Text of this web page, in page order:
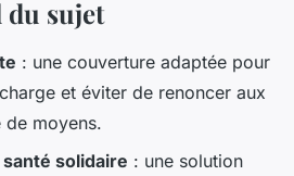
mutuelles
comparer en 2023
•9 min de lecture
du sujet
: une couverture adaptée pour
et éviter de renoncer aux
de moyens.
solidaire : une solution